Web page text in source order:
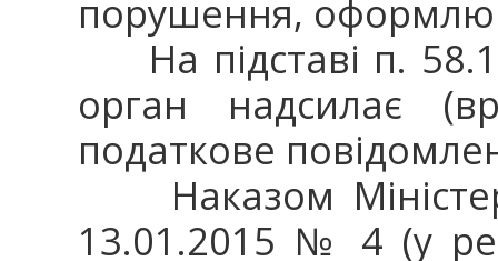
порушення,
На підставі п.
орган надсилає
податкове
Наказом
13.01.2015 № 4 (у